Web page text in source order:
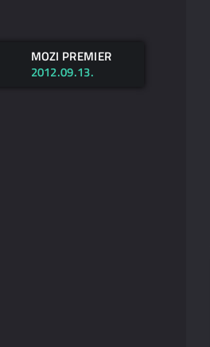
MOZI PREMIER
2012.09.13.